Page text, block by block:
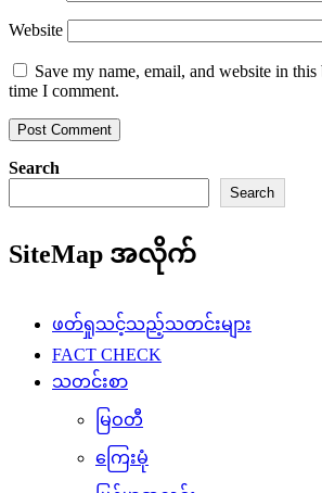
Website
Save my name, email, and website in
time I comment.
Search
Search
SiteMap အလိုက်
ဖတ်ရှုသင့်သည့်သတင်းများ
FACT CHECK
သတင်းစာ
မြဝတီ
ကြေးမုံ